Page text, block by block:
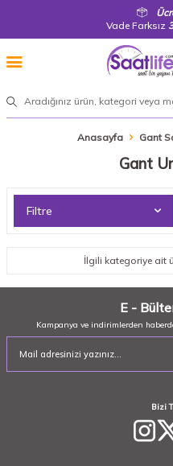
Vade Farksız
Anasayfa Gant
Gant
Filtre
İlgili kategoriye ait
E -
Kampanya ve indirimlerden
Bizi